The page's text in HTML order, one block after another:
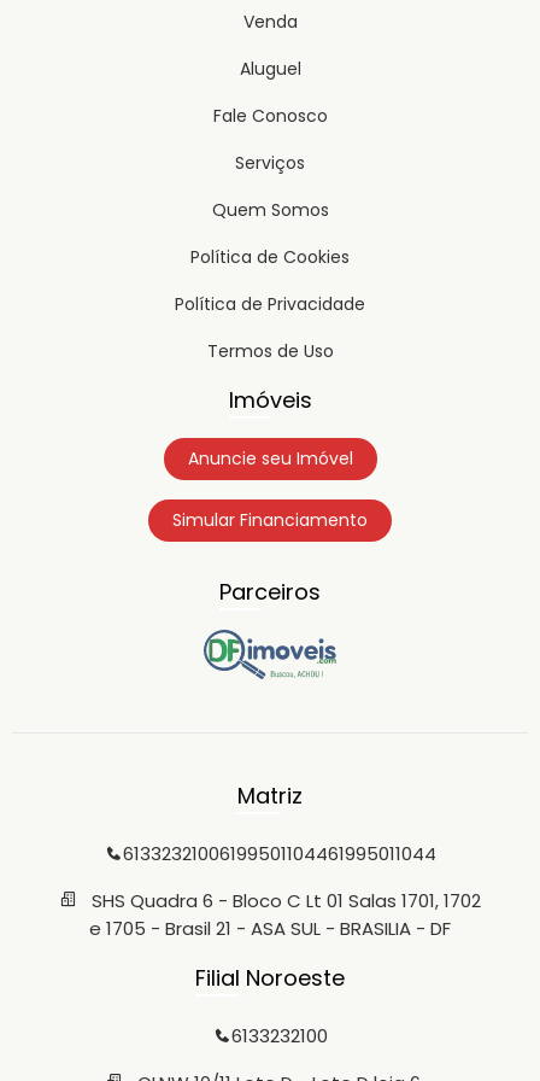
Venda
Aluguel
Fale Conosco
Serviços
Quem Somos
Política de Cookies
Política de Privacidade
Termos de Uso
Imóveis
Anuncie seu Imóvel
Simular Financiamento
Parceiros
Matriz
61332321006199501104461995011044
SHS Quadra 6 - Bloco C Lt 01 Salas 1701, 1702
e 1705 - Brasil 21 - ASA SUL - BRASILIA - DF
Filial Noroeste
6133232100